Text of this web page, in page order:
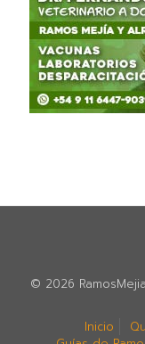
© 2026
Inicio